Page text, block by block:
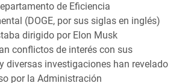
de Eficiencia
(DOGE, por sus siglas en inglés)
dirigido por Elon Musk
conflictos de interés con sus
diversas investigaciones han revelado
por la Administración